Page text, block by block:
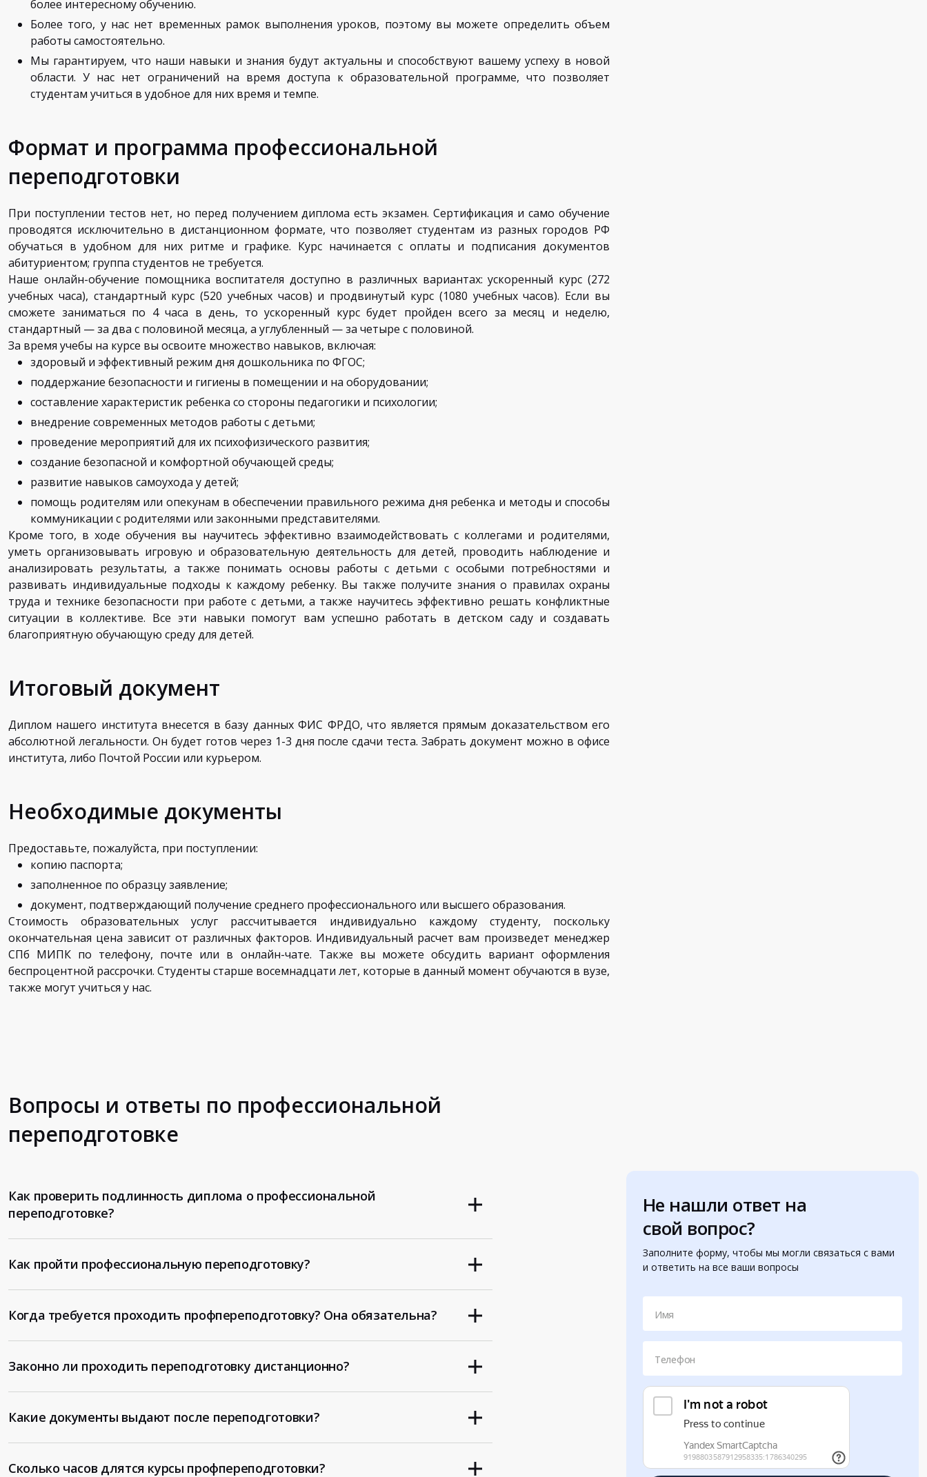
более интересному обучению.
Более того, у нас нет временных рамок выполнения уроков, поэтому вы можете определить объем
работы самостоятельно.
Мы гарантируем, что наши навыки и знания будут актуальны и способствуют вашему успеху в новой
области. У нас нет ограничений на время доступа к образовательной программе, что позволяет
студентам учиться в удобное для них время и темпе.
Формат и программа профессиональной
переподготовки
При поступлении тестов нет, но перед получением диплома есть экзамен. Сертификация и само обучение
проводятся исключительно в дистанционном формате, что позволяет студентам из разных городов РФ
обучаться в удобном для них ритме и графике. Курс начинается с оплаты и подписания документов
абитуриентом; группа студентов не требуется.
Наше онлайн-обучение помощника воспитателя доступно в различных вариантах: ускоренный курс (272
учебных часа), стандартный курс (520 учебных часов) и продвинутый курс (1080 учебных часов). Если вы
сможете заниматься по 4 часа в день, то ускоренный курс будет пройден всего за месяц и неделю,
стандартный — за два с половиной месяца, а углубленный — за четыре с половиной.
За время учебы на курсе вы освоите множество навыков, включая:
здоровый и эффективный режим дня дошкольника по ФГОС;
поддержание безопасности и гигиены в помещении и на оборудовании;
составление характеристик ребенка со стороны педагогики и психологии;
внедрение современных методов работы с детьми;
проведение мероприятий для их психофизического развития;
создание безопасной и комфортной обучающей среды;
развитие навыков самоухода у детей;
помощь родителям или опекунам в обеспечении правильного режима дня ребенка и методы и способы
коммуникации с родителями или законными представителями.
Кроме того, в ходе обучения вы научитесь эффективно взаимодействовать с коллегами и родителями,
уметь организовывать игровую и образовательную деятельность для детей, проводить наблюдение и
анализировать результаты, а также понимать основы работы с детьми с особыми потребностями и
развивать индивидуальные подходы к каждому ребенку. Вы также получите знания о правилах охраны
труда и технике безопасности при работе с детьми, а также научитесь эффективно решать конфликтные
ситуации в коллективе. Все эти навыки помогут вам успешно работать в детском саду и создавать
благоприятную обучающую среду для детей.
Итоговый документ
Диплом нашего института внесется в базу данных ФИС ФРДО, что является прямым доказательством его
абсолютной легальности. Он будет готов через 1-3 дня после сдачи теста. Забрать документ можно в офисе
института, либо Почтой России или курьером.
Необходимые документы
Предоставьте, пожалуйста, при поступлении:
копию паспорта;
заполненное по образцу заявление;
документ, подтверждающий получение среднего профессионального или высшего образования.
Стоимость образовательных услуг рассчитывается индивидуально каждому студенту, поскольку
окончательная цена зависит от различных факторов. Индивидуальный расчет вам произведет менеджер
СПб МИПК по телефону, почте или в онлайн-чате. Также вы можете обсудить вариант оформления
беспроцентной рассрочки. Студенты старше восемнадцати лет, которые в данный момент обучаются в вузе,
также могут учиться у нас.
Вопросы и ответы по профессиональной
переподготовке
Не нашли ответ на
свой вопрос?
Заполните форму, чтобы мы могли связаться с вами
и ответить на все ваши вопросы
Имя
Телефон
Как проверить подлинность диплома о профессиональной
переподготовке?
Как пройти профессиональную переподготовку?
Когда требуется проходить профпереподготовку? Она обязательна?
Законно ли проходить переподготовку дистанционно?
Какие документы выдают после переподготовки?
Сколько часов длятся курсы профпереподготовки?